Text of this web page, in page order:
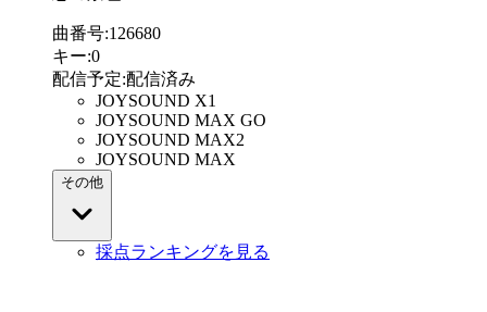
曲番号:126680
キー:0
配信予定:配信済み
JOYSOUND X1
JOYSOUND MAX GO
JOYSOUND MAX2
JOYSOUND MAX
その他
採点ランキングを見る